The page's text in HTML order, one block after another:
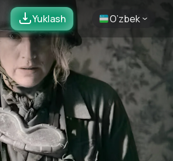
Yuklash O’zbek